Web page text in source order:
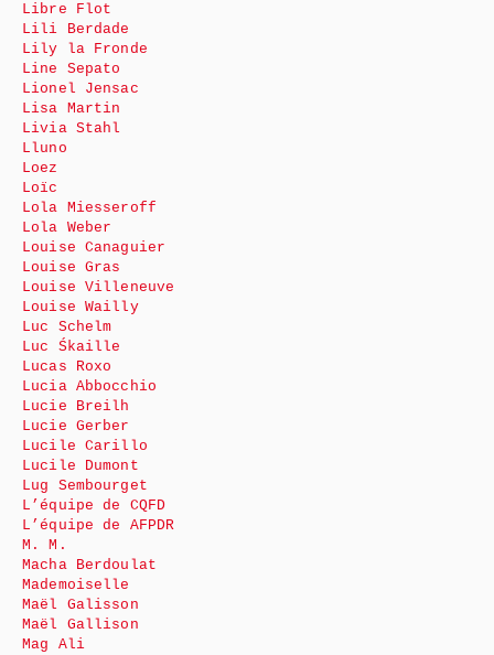
Libre Flot
Lili Berdade
Lily la Fronde
Line Sepato
Lionel Jensac
Lisa Martin
Livia Stahl
Lluno
Loez
Loïc
Lola Miesseroff
Lola Weber
Louise Canaguier
Louise Gras
Louise Villeneuve
Louise Wailly
Luc Schelm
Luc Śkaille
Lucas Roxo
Lucia Abbocchio
Lucie Breilh
Lucie Gerber
Lucile Carillo
Lucile Dumont
Lug Sembourget
L’équipe de CQFD
L’équipe de AFPDR
M. M.
Macha Berdoulat
Mademoiselle
Maël Galisson
Maël Gallison
Mag Ali